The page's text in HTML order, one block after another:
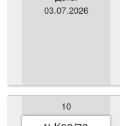
03.07.2026
10